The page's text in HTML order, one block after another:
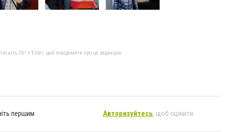
Ctrl + Enter, щоб повідомити про це редакцію
першим Авторизуйтесь, щоб оцінити